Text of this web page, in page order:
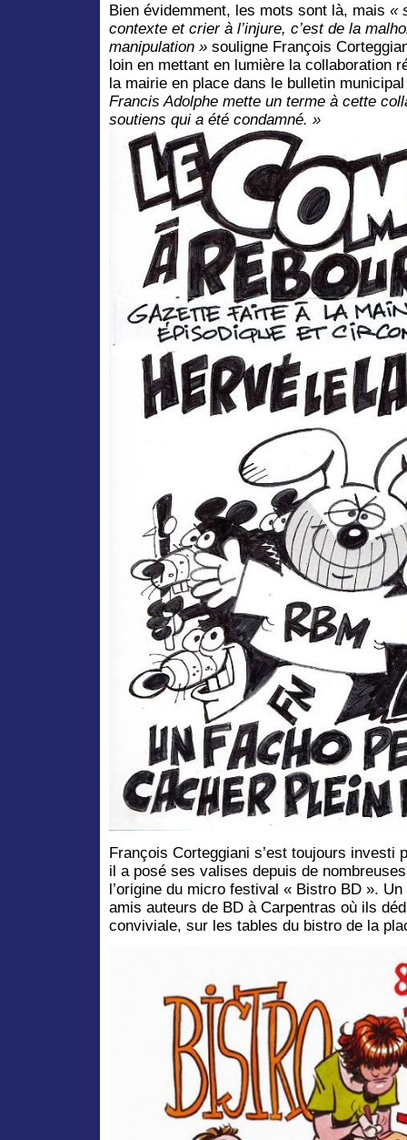
Bien évidemment, les mots sont là, mais «
contexte et crier à l’injure, c’est de la
manipulation » souligne François
loin en mettant en lumière la collaboration
la mairie en place dans le bulletin
Francis Adolphe mette un terme à cette
soutiens qui a été condamné. »
François Corteggiani s’est toujours investi
il a posé ses valises depuis de
l’origine du micro festival « Bistro BD ».
amis auteurs de BD à Carpentras où ils
conviviale, sur les tables du bistro de la